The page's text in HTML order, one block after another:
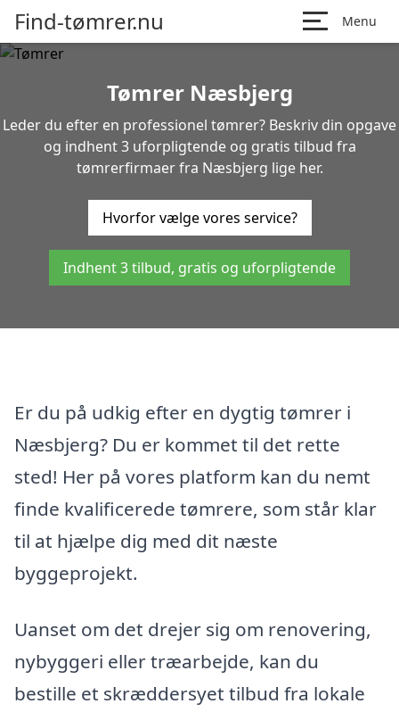
Find-tømrer.nu Menu
Tømrer Næsbjerg
Leder du efter en professionel tømrer? Beskriv din opgave
og indhent 3 uforpligtende og gratis tilbud fra
tømrerfirmaer fra Næsbjerg lige her.
Hvorfor vælge vores service?
Indhent 3 tilbud, gratis og uforpligtende
Er du på udkig efter en dygtig tømrer i
Næsbjerg? Du er kommet til det rette
sted! Her på vores platform kan du nemt
finde kvalificerede tømrere, som står klar
til at hjælpe dig med dit næste
byggeprojekt.
Uanset om det drejer sig om renovering,
nybyggeri eller træarbejde, kan du
bestille et skræddersyet tilbud fra lokale